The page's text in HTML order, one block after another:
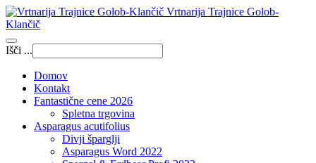
Vrtnarija Trajnice Golob-
Klančič
Išči ...
Domov
Kontakt
Fantastične cene 2026
Spletna trgovina
Asparagus acutifolius
Divji šparglji
Asparagus Word 2022